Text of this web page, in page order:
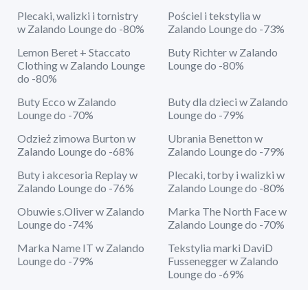
Plecaki, walizki i tornistry
w Zalando Lounge do -80%
Pościel i tekstylia w
Zalando Lounge do -73%
Lemon Beret + Staccato
Clothing w Zalando Lounge
do -80%
Buty Richter w Zalando
Lounge do -80%
Buty Ecco w Zalando
Lounge do -70%
Buty dla dzieci w Zalando
Lounge do -79%
Odzież zimowa Burton w
Zalando Lounge do -68%
Ubrania Benetton w
Zalando Lounge do -79%
Buty i akcesoria Replay w
Zalando Lounge do -76%
Plecaki, torby i walizki w
Zalando Lounge do -80%
Obuwie s.Oliver w Zalando
Lounge do -74%
Marka The North Face w
Zalando Lounge do -70%
Marka Name IT w Zalando
Lounge do -79%
Tekstylia marki DaviD
Fussenegger w Zalando
Lounge do -69%